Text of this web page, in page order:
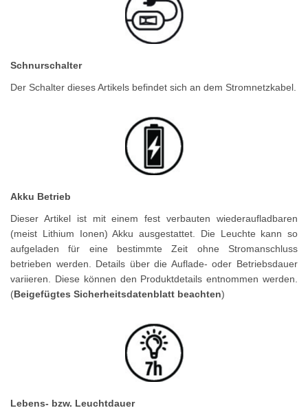
Schnurschalter
Der Schalter dieses Artikels befindet sich an dem Stromnetzkabel.
Akku Betrieb
Dieser Artikel ist mit einem fest verbauten wiederaufladbaren
(meist Lithium Ionen) Akku ausgestattet. Die Leuchte kann so
aufgeladen für eine bestimmte Zeit ohne Stromanschluss
betrieben werden. Details über die Auflade- oder Betriebsdauer
variieren. Diese können den Produktdetails entnommen werden.
(Beigefügtes Sicherheitsdatenblatt beachten)
Lebens- bzw. Leuchtdauer